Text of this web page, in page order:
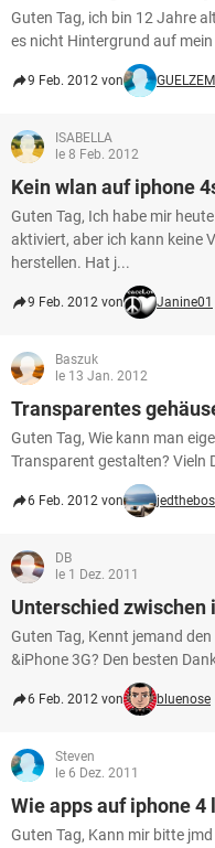
Guten Tag, ich bin 12 Jahre
es nicht Hintergrund auf
9 Feb. 2012 von
ISABELLA
le 8 Feb. 2012
Kein wlan auf iphone
Guten Tag, Ich habe mir
aktiviert, aber ich kann keine
herstellen. Hat j...
9 Feb. 2012 von Janine01
Baszuk
le 13 Jan. 2012
Transparentes
Guten Tag, Wie kann man
Transparent gestalten? Vieln
6 Feb. 2012 von
DB
le 1 Dez. 2011
Unterschied zwischen
Guten Tag, Kennt jemand
&iPhone 3G? Den besten
6 Feb. 2012 von bluenose
Steven
le 6 Dez. 2011
Wie apps auf iphone 4
Guten Tag, Kann mir bitte